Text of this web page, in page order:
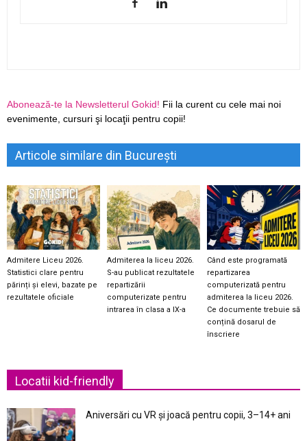
Abonează-te la Newsletterul Gokid! Fii la curent cu cele mai noi
evenimente, cursuri şi locaţii pentru copii!
Articole similare din București
Admitere Liceu 2026.
Statistici clare pentru
părinți și elevi, bazate pe
rezultatele oficiale
Admiterea la liceu 2026.
S-au publicat rezultatele
repartizării
computerizate pentru
intrarea în clasa a IX-a
Când este programată
repartizarea
computerizată pentru
admiterea la liceu 2026.
Ce documente trebuie să
conțină dosarul de
înscriere
Locatii kid-friendly
Aniversări cu VR și joacă pentru copii, 3–14+ ani